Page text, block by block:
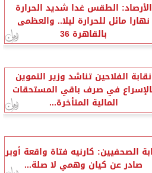
الأرصاد: الطقس غدا شديد الحرارة
نهارا مائل للحرارة ليلا.. والعظمى
بالقاهرة 36
نقابة الفلاحين تناشد وزير التموين
في صرف باقي المستحقات
المالية المتأخرة...
الصحفيين: كارنيه فتاة واقعة أوبر
صادر عن كيان وهمي لا صلة...